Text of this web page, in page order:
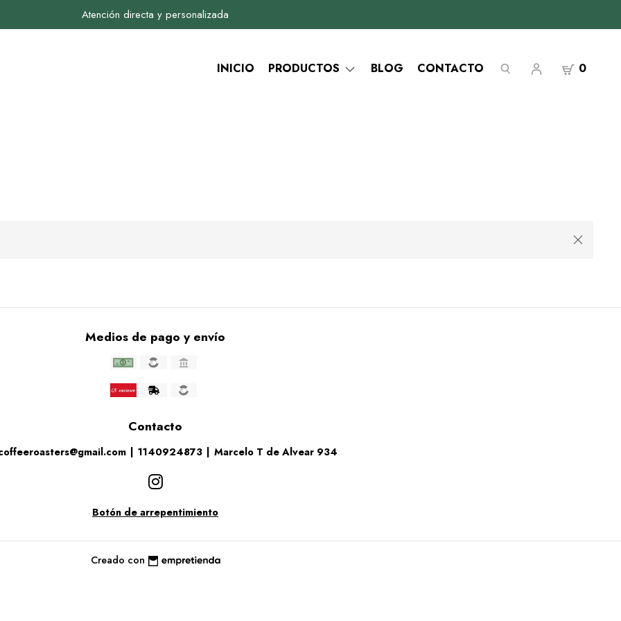
Atención directa y personalizada
INICIO PRODUCTOS BLOG CONTACTO 0
Medios de pago y envío
Contacto
1140924873 Marcelo T de Alvear 934
Botón de arrepentimiento
Creado con